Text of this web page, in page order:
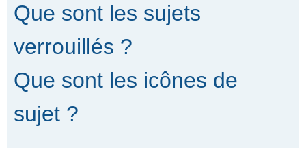
Que sont les sujets
verrouillés ?
Que sont les icônes de
sujet ?